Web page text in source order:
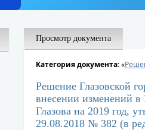
Просмотр документа
Категория документа:«
Решение Глазовской
внесении изменений
Глазова на 2019 год,
29.08.2018 № 382 (в